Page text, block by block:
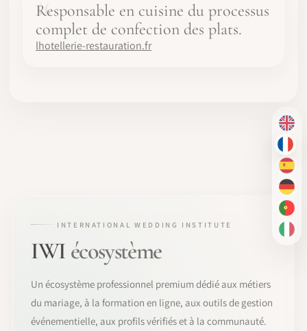
EN
FR
ES
DE
PT-
IT
Responsable en cuisine du processus
complet de confection des plats.
lhotellerie-restauration.fr
INTERNATIONAL WEDDING INSTITUTE
IWI écosystème
Un écosystème professionnel premium dédié aux métiers
du mariage, à la formation en ligne, aux outils de gestion
événementielle, aux profils vérifiés et à la communauté.